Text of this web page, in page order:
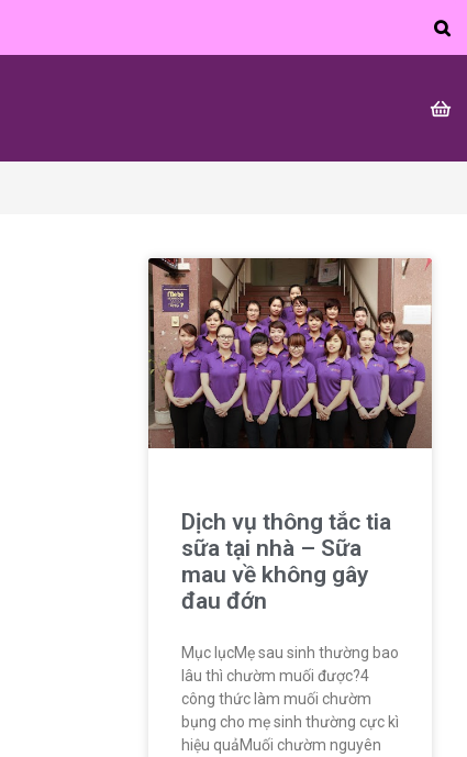
Dịch vụ thông tắc tia
sữa tại nhà – Sữa
mau về không gây
đau đớn
Mục lụcMẹ sau sinh thường bao
lâu thì chườm muối được?4
công thức làm muối chườm
bụng cho mẹ sinh thường cực kì
hiệu quảMuối chườm nguyên